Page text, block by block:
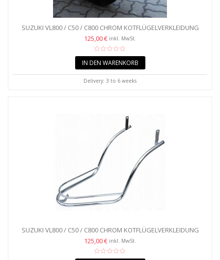
SUZUKI VL800 / C50 / C800 CHROM KOTFLÜGELVERKLEIDUNG
HINTEN
125,00 € inkl. MwSt.
IN DEN WARENKORB
Delivery: 3 to 6 weeks
SUZUKI VL800 / C50 / C800 CHROM KOTFLÜGELVERKLEIDUNG
HINTEN
125,00 € inkl. MwSt.